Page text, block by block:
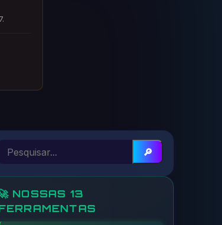
🔎
NOSSAS 13